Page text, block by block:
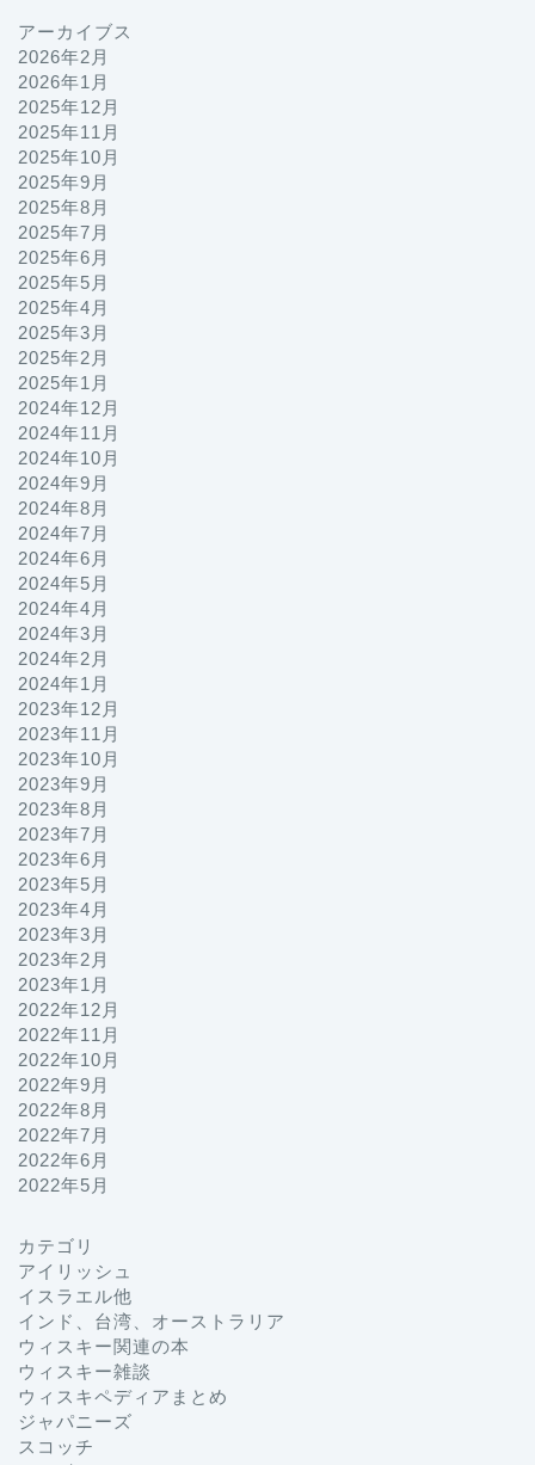
アーカイブス
2026年2月
2026年1月
2025年12月
2025年11月
2025年10月
2025年9月
2025年8月
2025年7月
2025年6月
2025年5月
2025年4月
2025年3月
2025年2月
2025年1月
2024年12月
2024年11月
2024年10月
2024年9月
2024年8月
2024年7月
2024年6月
2024年5月
2024年4月
2024年3月
2024年2月
2024年1月
2023年12月
2023年11月
2023年10月
2023年9月
2023年8月
2023年7月
2023年6月
2023年5月
2023年4月
2023年3月
2023年2月
2023年1月
2022年12月
2022年11月
2022年10月
2022年9月
2022年8月
2022年7月
2022年6月
2022年5月
カテゴリ
アイリッシュ
イスラエル他
インド、台湾、オーストラリア
ウィスキー関連の本
ウィスキー雑談
ウィスキペディアまとめ
ジャパニーズ
スコッチ